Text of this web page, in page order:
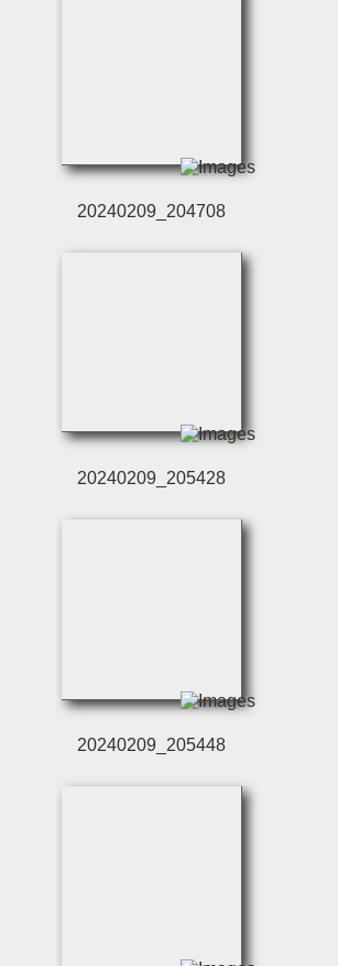
20240209_204708
20240209_205428
20240209_205448